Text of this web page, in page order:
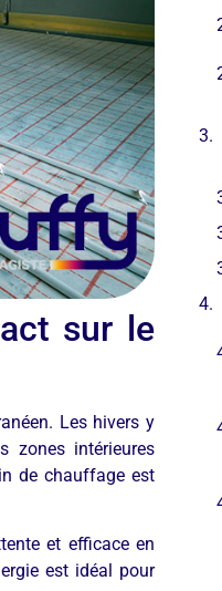
sur le
Les hivers y
zones intérieures
de chauffage est
et efficace en
est idéal pour